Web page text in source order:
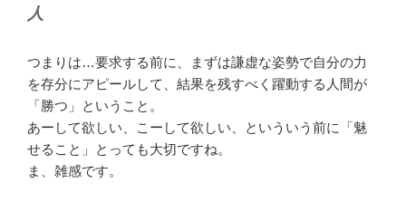
人
つまりは…要求する前に、まずは謙虚な姿勢で自分の力
を存分にアピールして、結果を残すべく躍動する人間が
「勝つ」ということ。
あーして欲しい、こーして欲しい、といういう前に「魅
せること」とっても大切ですね。
ま、雑感です。